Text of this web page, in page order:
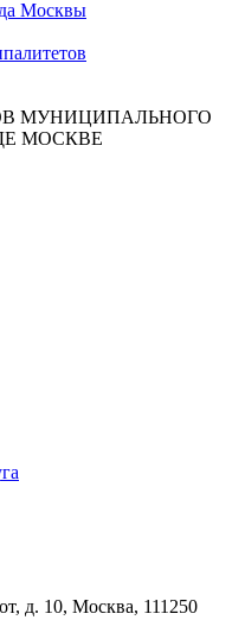
МУНИЦИПАЛЬНОГО
МОСКВЕ
д. 10, Москва, 111250